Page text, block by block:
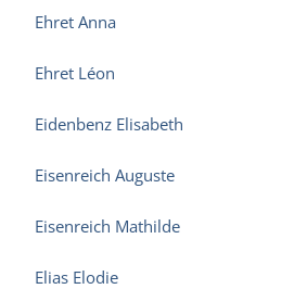
Ehret Anna
Ehret Léon
Eidenbenz Elisabeth
Eisenreich Auguste
Eisenreich Mathilde
Elias Elodie